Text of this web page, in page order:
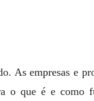
As empresas e
o que é e como